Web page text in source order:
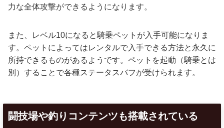
力な全体攻撃ができるようになります。
また、レベル10になると騎乗ペットが入手可能になりま
す。ペットによってはレンタルで入手できる方法と永久に
所持できるものがあるようです。ペットを起動（騎乗とは
別）することで各種ステータスバフが受けられます。
闘技場や釣りコンテンツも搭載されている